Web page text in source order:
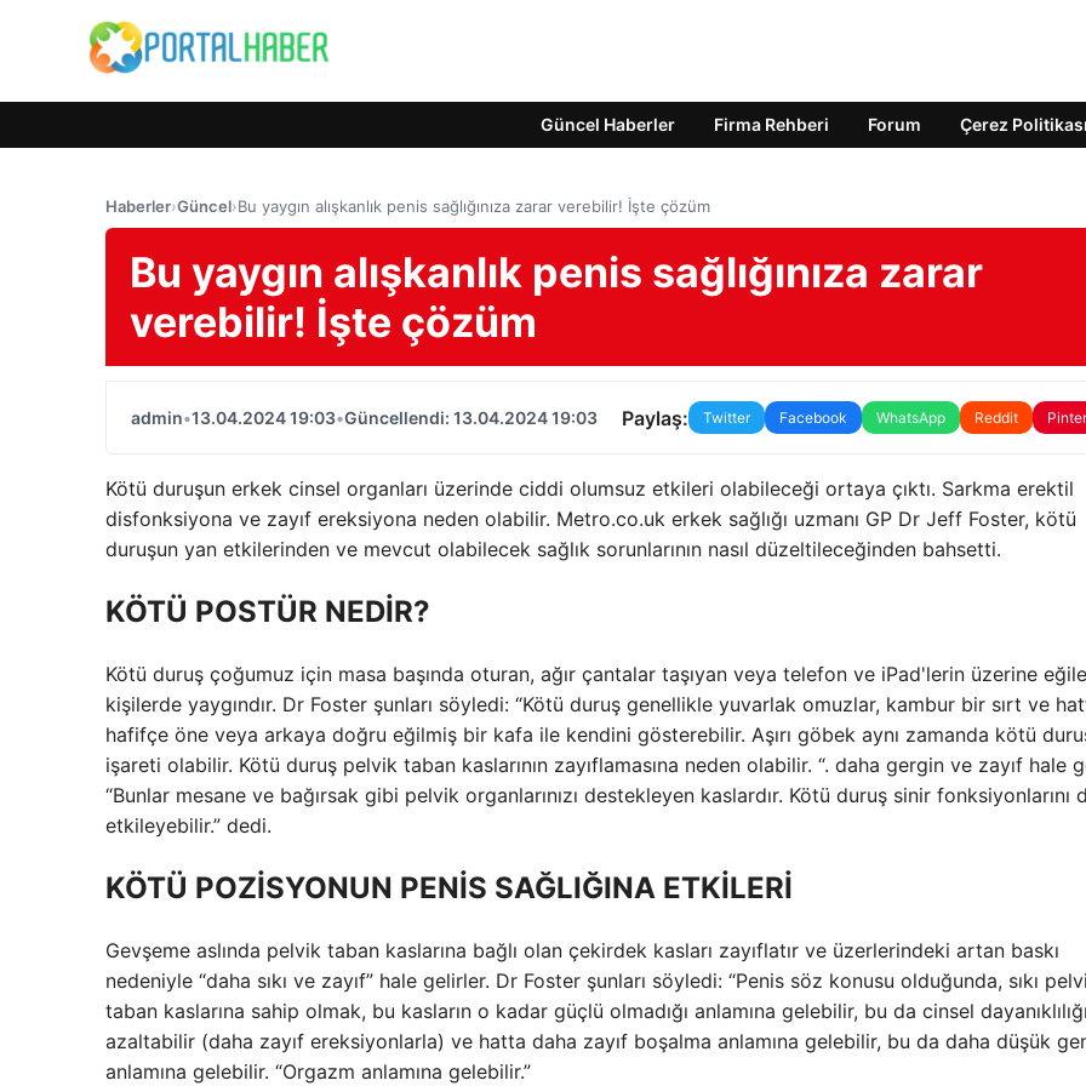
Güncel Haberler Firma Rehberi Forum Çerez Politikası
Haberler›Güncel›Bu yaygın alışkanlık penis sağlığınıza zarar verebilir! İşte çözüm
Bu yaygın alışkanlık penis sağlığınıza zarar
verebilir! İşte çözüm
admin•13.04.2024 19:03•Güncellendi: 13.04.2024 19:03 Paylaş: Twitter Facebook WhatsApp Reddit
Kötü duruşun erkek cinsel organları üzerinde ciddi olumsuz etkileri olabileceği ortaya çıktı. Sarkma erektil
disfonksiyona ve zayıf ereksiyona neden olabilir. Metro.co.uk erkek sağlığı uzmanı GP Dr Jeff Foster, kötü
duruşun yan etkilerinden ve mevcut olabilecek sağlık sorunlarının nasıl düzeltileceğinden bahsetti.
KÖTÜ POSTÜR NEDİR?
Kötü duruş çoğumuz için masa başında oturan, ağır çantalar taşıyan veya telefon ve iPad'lerin üzerine
kişilerde yaygındır. Dr Foster şunları söyledi: “Kötü duruş genellikle yuvarlak omuzlar, kambur bir sırt ve
hafifçe öne veya arkaya doğru eğilmiş bir kafa ile kendini gösterebilir. Aşırı göbek aynı zamanda kötü
işareti olabilir. Kötü duruş pelvik taban kaslarının zayıflamasına neden olabilir. “. daha gergin ve zayıf hale
“Bunlar mesane ve bağırsak gibi pelvik organlarınızı destekleyen kaslardır. Kötü duruş sinir fonksiyonlarını
etkileyebilir.” dedi.
KÖTÜ POZİSYONUN PENİS SAĞLIĞINA ETKİLERİ
Gevşeme aslında pelvik taban kaslarına bağlı olan çekirdek kasları zayıflatır ve üzerlerindeki artan baskı
nedeniyle “daha sıkı ve zayıf” hale gelirler. Dr Foster şunları söyledi: “Penis söz konusu olduğunda, sıkı
taban kaslarına sahip olmak, bu kasların o kadar güçlü olmadığı anlamına gelebilir, bu da cinsel dayanıklılığı
azaltabilir (daha zayıf ereksiyonlarla) ve hatta daha zayıf boşalma anlamına gelebilir, bu da daha düşük
anlamına gelebilir. “Orgazm anlamına gelebilir.”